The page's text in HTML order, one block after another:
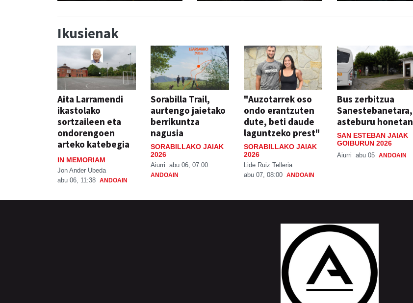
Ikusienak
Aita Larramendi
ikastolako
sortzaileen eta
ondorengoen
arteko katebegia
IN MEMORIAM
Jon Ander Ubeda
abu 06, 11:38 ANDOAIN
Sorabilla Trail,
aurtengo jaietako
berrikuntza
nagusia
SORABILLAKO JAIAK
2026
Aiurri abu 06, 07:00
ANDOAIN
"Auzotarrek oso
ondo erantzuten
dute, beti daude
laguntzeko prest"
SORABILLAKO JAIAK
2026
Lide Ruiz Telleria
abu 07, 08:00 ANDOAIN
Bus zerbitzua
Sanestebanetara,
asteburu honetan
SAN ESTEBAN JAIAK
GOIBURUN 2026
Aiurri abu 05 ANDOAIN